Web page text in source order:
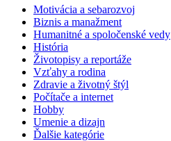
Motivácia a sebarozvoj
Biznis a manažment
Humanitné a spoločenské vedy
História
Životopisy a reportáže
Vzťahy a rodina
Zdravie a životný štýl
Počítače a internet
Hobby
Umenie a dizajn
Ďalšie kategórie